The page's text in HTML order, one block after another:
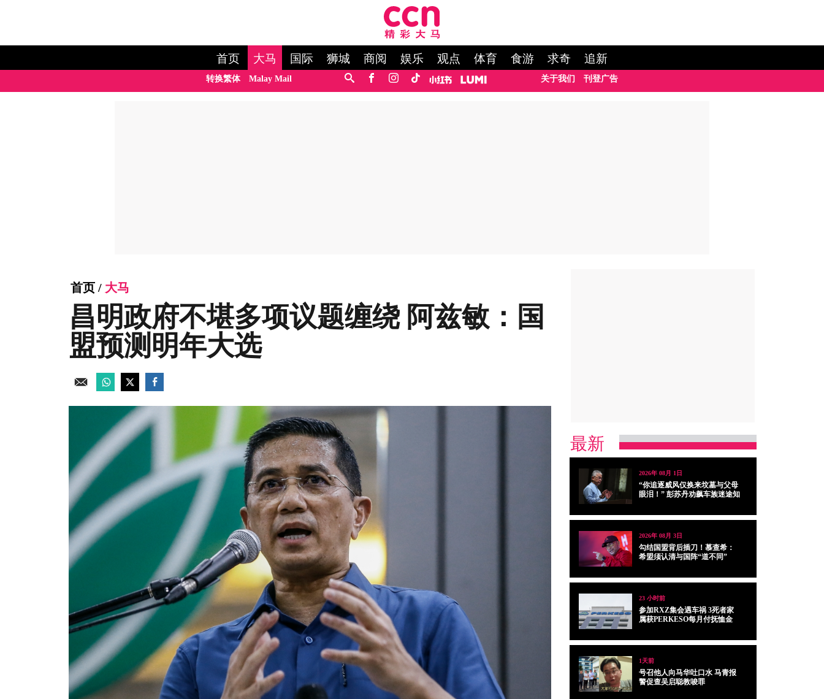
首页 大马 国际 狮城 商阅 娱乐 观点 体育 食游 求奇 追新
转换繁体 Malay Mail 关于我们 刊登广告
首页 / 大马
昌明政府不堪多项议题缠绕 阿兹敏：国
盟预测明年大选
最新
2026年 08月 1日
“你追逐威风仅换来坟墓与父母
眼泪！” 彭苏丹劝飙车族迷途知
2026年 08月 3日
勾结国盟背后插刀！慕查希：
希盟须认清与国阵“道不同”
23 小时前
参加RXZ集会遇车祸 3死者家
属获PERKESO每月付抚恤金
1天前
号召他人向马华吐口水 马青报
警促查吴启聪教唆罪